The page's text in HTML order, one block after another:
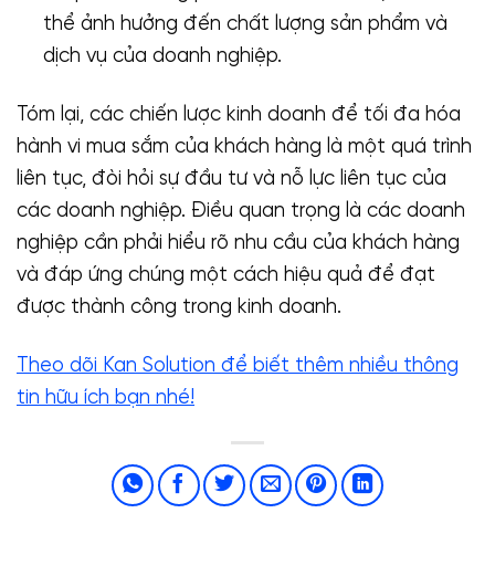
thể ảnh hưởng đến chất lượng sản phẩm và
dịch vụ của doanh nghiệp.
Tóm lại, các chiến lược kinh doanh để tối đa hóa
hành vi mua sắm của khách hàng là một quá trình
liên tục, đòi hỏi sự đầu tư và nỗ lực liên tục của
các doanh nghiệp. Điều quan trọng là các doanh
nghiệp cần phải hiểu rõ nhu cầu của khách hàng
và đáp ứng chúng một cách hiệu quả để đạt
được thành công trong kinh doanh.
Theo dõi Kan Solution để biết thêm nhiều thông
tin hữu ích bạn nhé!